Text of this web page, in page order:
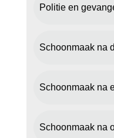
Politie en
Schoonmaak na
Schoonmaak na
Schoonmaak na